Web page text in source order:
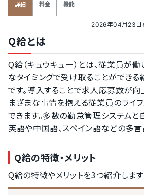
詳細 料金 機能
2026年04月23日
Q給とは
Q給（キュウキュー）とは、従業員が
なタイミングで受け取ることができ
です。導入することで求人応募数が向
まざまな事情を抱える従業員のライ
できます。多数の勤怠管理システムと
英語や中国語、スペイン語などの多言
Q給の特徴・メリット
Q給の特徴やメリットを3つ紹介します